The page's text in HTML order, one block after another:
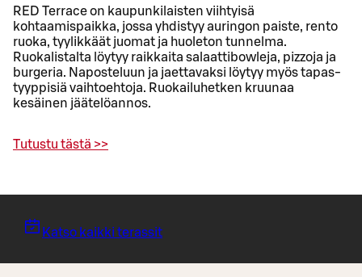
RED Terrace on kaupunkilaisten viihtyisä
kohtaamispaikka, jossa yhdistyy auringon paiste, rento
ruoka, tyylikkäät juomat ja huoleton tunnelma.
Ruokalistalta löytyy raikkaita salaattibowleja, pizzoja ja
burgeria. Naposteluun ja jaettavaksi löytyy myös tapas-
tyyppisiä vaihtoehtoja. Ruokailuhetken kruunaa
kesäinen jäätelöannos.
Tutustu tästä >>
Katso kaikki terassit